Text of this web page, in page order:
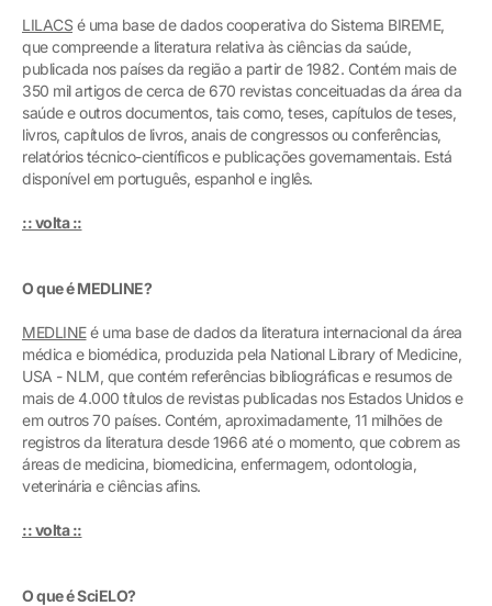
LILACS é uma base de dados cooperativa do Sistema BIREME,
que compreende a literatura relativa às ciências da saúde,
publicada nos países da região a partir de 1982. Contém mais de
350 mil artigos de cerca de 670 revistas conceituadas da área da
saúde e outros documentos, tais como, teses, capítulos de teses,
livros, capítulos de livros, anais de congressos ou conferências,
relatórios técnico-científicos e publicações governamentais. Está
disponível em português, espanhol e inglês.
:: volta ::
O que é MEDLINE?
MEDLINEé uma base de dados da literatura internacional da área
médica e biomédica, produzida pela National Library of Medicine,
USA - NLM, que contém referências bibliográficas e resumos de
mais de 4.000 títulos de revistas publicadas nos Estados Unidos e
em outros 70 países. Contém, aproximadamente, 11 milhões de
registros da literatura desde 1966 até o momento, que cobrem as
áreas de medicina, biomedicina, enfermagem, odontologia,
veterinária e ciências afins.
:: volta ::
O que é SciELO?